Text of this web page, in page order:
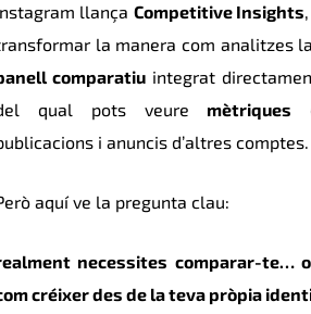
llança Competitive Insights
la manera com analitzes
comparatiu integrat
qual pots veure mètriques
i anuncis d’altres comptes.
aquí ve la pregunta clau:
necessites comparar-te…
créixer des de la teva pròpia